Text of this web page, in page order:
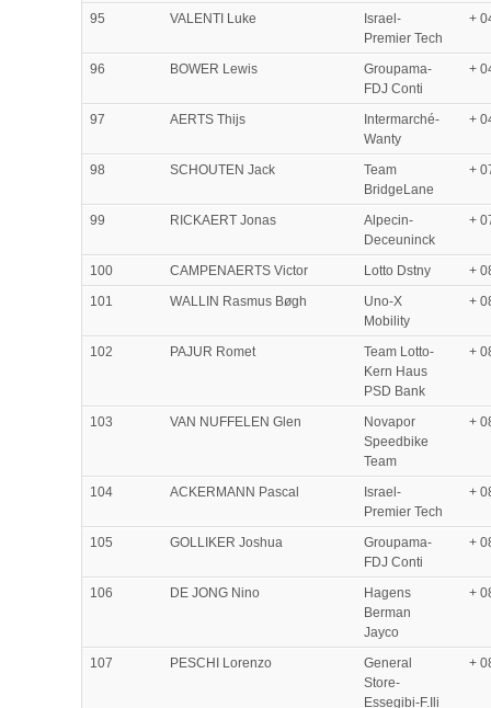
95 VALENTI Luke
Israel-
Premier Tech
+
96 BOWER Lewis
Groupama-
FDJ Conti
+
97 AERTS Thijs
Intermarché-
Wanty
+
98 SCHOUTEN Jack
Team
BridgeLane
+
99 RICKAERT Jonas
Alpecin-
Deceuninck
+
100 CAMPENAERTS Victor Lotto Dstny
+
101
WALLIN Rasmus Bøgh
Uno-X
Mobility
+
102 PAJUR Romet
Team Lotto-
Kern Haus
PSD Bank
+
103 VAN NUFFELEN Glen
Novapor
Speedbike
Team
+
104 ACKERMANN Pascal
Israel-
Premier Tech
+
105 GOLLIKER Joshua
Groupama-
FDJ Conti
+
106 DE JONG Nino
Hagens
Berman
Jayco
+
107 PESCHI Lorenzo
General
Store-
Essegibi-F.Ili
+